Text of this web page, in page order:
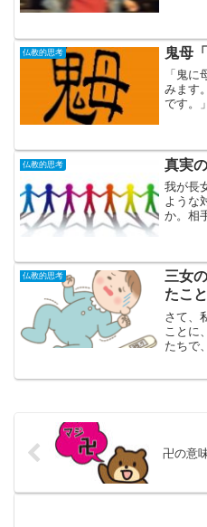
ね。」
え方よ
ませ
たり前
常に優
仏教的思考 鬼母
「鬼
みます
です。」
仏教的思考 真実
我が長
ような
か。相
ノリテ
仏教的思考
三女
たこと
さて、
ことに
たちで
卍の意